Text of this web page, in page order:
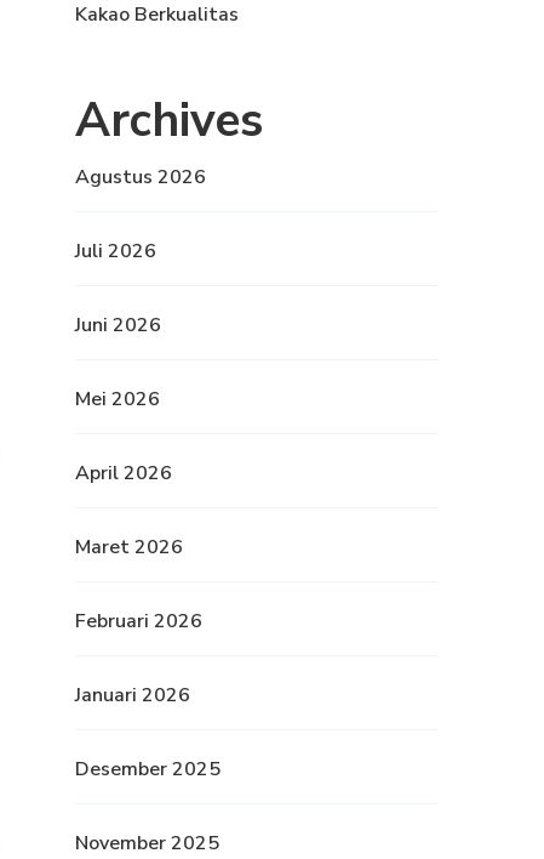
Kakao Berkualitas
Archives
Agustus 2026
Juli 2026
Juni 2026
Mei 2026
April 2026
Maret 2026
Februari 2026
Januari 2026
Desember 2025
November 2025